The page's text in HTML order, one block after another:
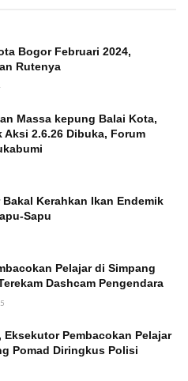
Bogor Februari 2024,
Rutenya
Massa kepung Balai Kota,
2.6.26 Dibuka, Forum
Bakal Kerahkan Ikan Endemik
Sapu
Pelajar di Simpang
Dashcam Pengendara
Eksekutor Pembacokan Pelajar
Pomad Diringkus Polisi